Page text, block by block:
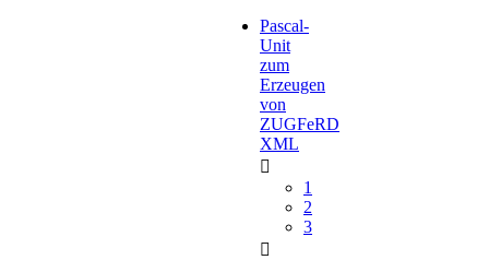
Pascal-
Unit
zum
Erzeugen
von
ZUGFeRD
XML
1
2
3